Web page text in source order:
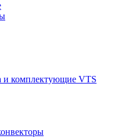
и комплектующие VTS